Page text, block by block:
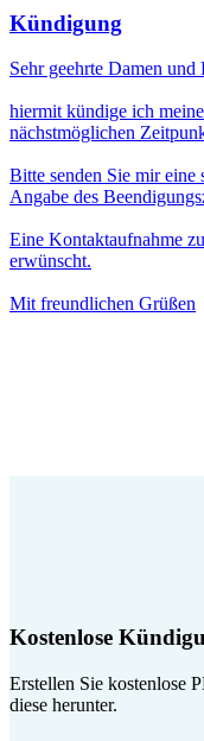
Kündigung
Sehr geehrte Damen und
hiermit kündige ich
nächstmöglichen
Bitte senden Sie mir
Angabe des
Eine Kontaktaufnahme
erwünscht.
Mit freundlichen Grüßen
Kostenlose
Erstellen Sie kostenlose
diese herunter.